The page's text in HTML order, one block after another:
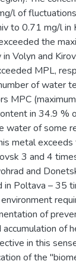
l of
to 0.71 mg/l in
the
Volyn and
MPL,
of water
MPC
in 34.9 %
water of some
metal exceeds
3 and 4
and
in Poltava – 35
of
of
in this
of the